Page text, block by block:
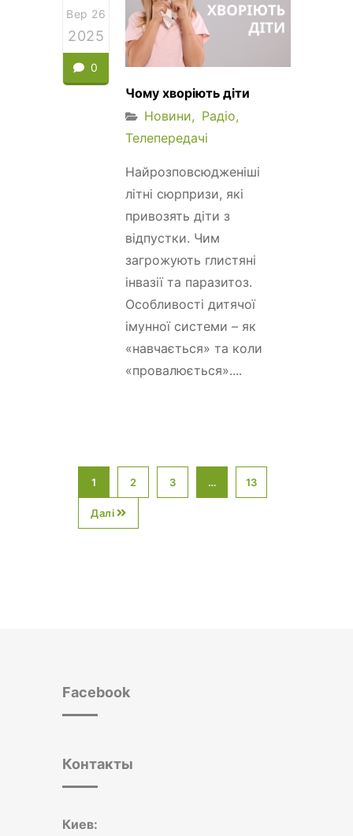
Вер 26
2025
0
Чому хворіють діти
Новини
Радіо
Телепередачі
Найрозповсюдженіші
літні сюрпризи, які
привозять діти з
відпустки. Чим
загрожують глистяні
інвазії та паразитоз.
Особливості дитячої
імунної системи – як
«навчається» та коли
«провалюється»....
1 2 3 … 13
Далі
Facebook
Контакты
Киев: